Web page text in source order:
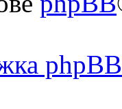
phpBB